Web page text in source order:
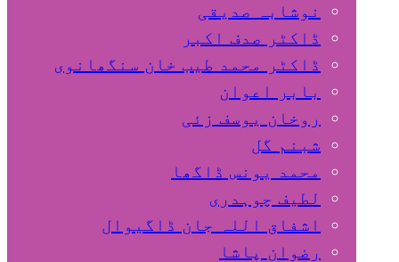
نوشابہ صدیقی
ڈاکٹر صدف اکبر
ڈاکٹر محمد طیب خان سنگھانوی
بابر اعوان
روخان یوسف زئی
شبنم گل
محمد یونس ڈاگھا
لطیف چوہدری
اشفاق اللہ جان ڈاگیوال
رضوان پاشا